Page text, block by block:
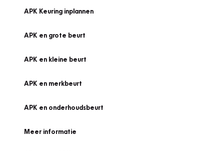
APK Keuring inplannen
APK en grote beurt
APK en kleine beurt
APK en merkbeurt
APK en onderhoudsbeurt
Meer informatie